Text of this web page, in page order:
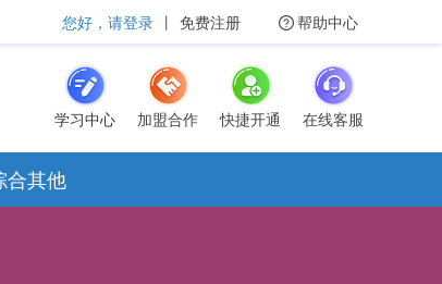
您好，请登录 丨 免费注册 帮助中心
学习中心
加盟合作 快捷开通 在线客服
合其他